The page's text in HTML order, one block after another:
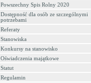
Powszechny Spis Rolny 2020
Dostępność dla osób ze szczególnymi
potrzebami
Referaty
Stanowiska
Konkursy na stanowisko
Oświadczenia majątkowe
Statut
Regulamin